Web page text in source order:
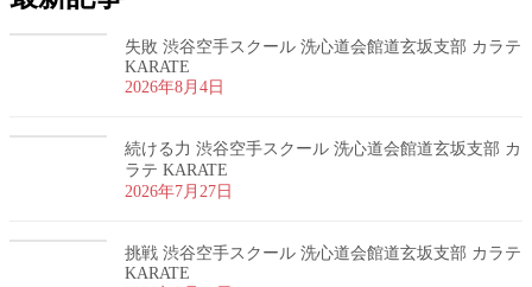
失敗 渋谷空手スクール 洗心道会館道玄坂支部 カラテ
KARATE
2026年8月4日
続ける力 渋谷空手スクール 洗心道会館道玄坂支部 カ
ラテ KARATE
2026年7月27日
挑戦 渋谷空手スクール 洗心道会館道玄坂支部 カラテ
KARATE